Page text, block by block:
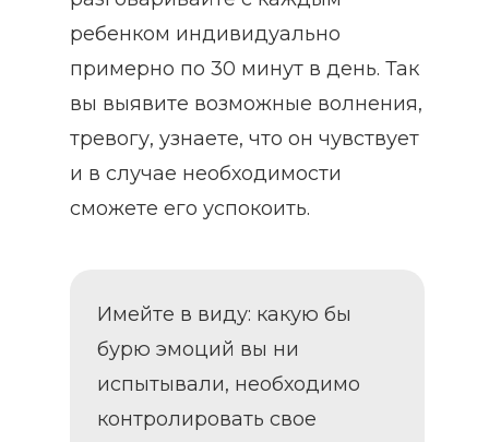
ребенком индивидуально
примерно по 30 минут в день. Так
вы выявите возможные волнения,
тревогу, узнаете, что он чувствует
и в случае необходимости
сможете его успокоить.
Имейте в виду: какую бы
бурю эмоций вы ни
испытывали, необходимо
контролировать свое